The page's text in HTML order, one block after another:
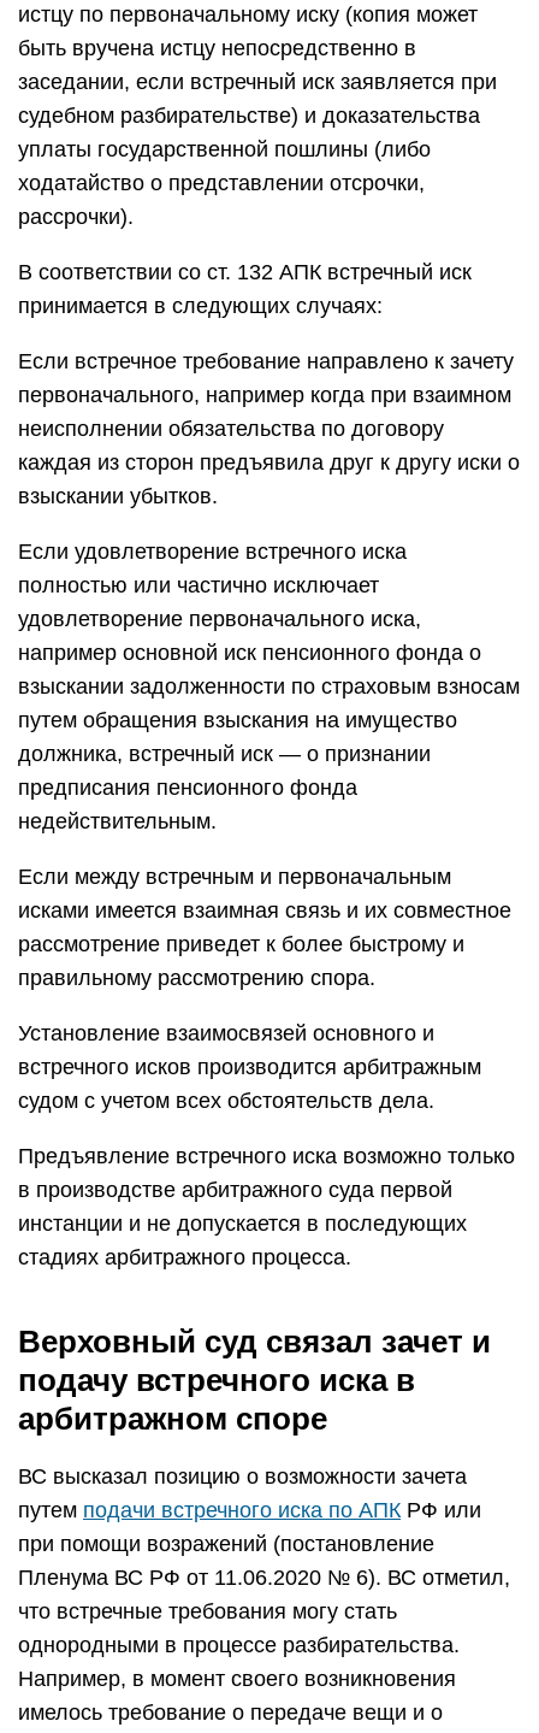
истцу по первоначальному иску (копия может
быть вручена истцу непосредственно в
заседании, если встречный иск заявляется при
судебном разбирательстве) и доказательства
уплаты государственной пошлины (либо
ходатайство о представлении отсрочки,
рассрочки).
В соответствии со ст. 132 АПК встречный иск
принимается в следующих случаях:
Если встречное требование направлено к зачету
первоначального, например когда при взаимном
неисполнении обязательства по договору
каждая из сторон предъявила друг к другу иски о
взыскании убытков.
Если удовлетворение встречного иска
полностью или частично исключает
удовлетворение первоначального иска,
например основной иск пенсионного фонда о
взыскании задолженности по страховым взносам
путем обращения взыскания на имущество
должника, встречный иск — о признании
предписания пенсионного фонда
недействительным.
Если между встречным и первоначальным
исками имеется взаимная связь и их совместное
рассмотрение приведет к более быстрому и
правильному рассмотрению спора.
Установление взаимосвязей основного и
встречного исков производится арбитражным
судом с учетом всех обстоятельств дела.
Предъявление встречного иска возможно только
в производстве арбитражного суда первой
инстанции и не допускается в последующих
стадиях арбитражного процесса.
Верховный суд связал зачет и
подачу встречного иска в
арбитражном споре
ВС высказал позицию о возможности зачета
путем подачи встречного иска по АПКРФ или
при помощи возражений (постановление
Пленума ВС РФ от 11.06.2020 № 6). ВС отметил,
что встречные требования могу стать
однородными в процессе разбирательства.
Например, в момент своего возникновения
имелось требование о передаче вещи и о